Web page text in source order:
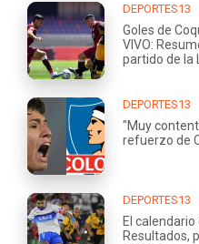
DEPORTES13
Goles de
VIVO:
partido de la
DEPORTES13
"Muy
refuerzo de
DEPORTES13
El
Resultados,